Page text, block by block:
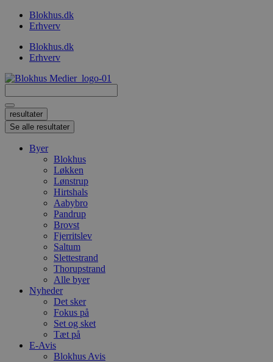
VidereBlokhus.dk
Erhverv
Blokhus.dk
Erhverv
...
resultater
Se alle resultater
Byer
Blokhus
Løkken
Lønstrup
Hirtshals
Aabybro
Pandrup
Brovst
Fjerritslev
Saltum
Slettestrand
Thorupstrand
Alle byer
Nyheder
Det sker
Fokus på
Set og sket
Tæt på
E-Avis
Blokhus Avis